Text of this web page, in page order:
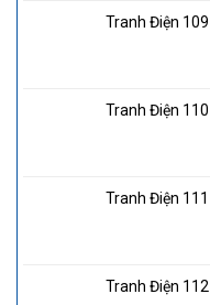
Tranh Điện 109
Tranh Điện 110
Tranh Điện 111
Tranh Điện 112